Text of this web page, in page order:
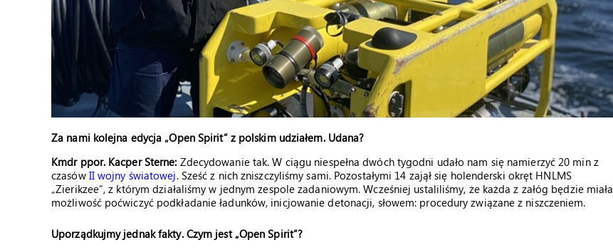
Za nami kolejna edycja „Open Spirit” z polskim udziałem. Udana?
Kmdr ppor. Kacper Sterne: Zdecydowanie tak. W ciągu niespełna dwóch tygodni udało nam się namierzyć 20 min z
czasów II wojny światowej. Sześć z nich zniszczyliśmy sami. Pozostałymi 14 zajął się holenderski okręt HNLMS
„Zierikzee”, z którym działaliśmy w jednym zespole zadaniowym. Wcześniej ustaliliśmy, że każda z załóg będzie miała
możliwość poćwiczyć podkładanie ładunków, inicjowanie detonacji, słowem: procedury związane z niszczeniem.
Uporządkujmy jednak fakty. Czym jest „Open Spirit”?